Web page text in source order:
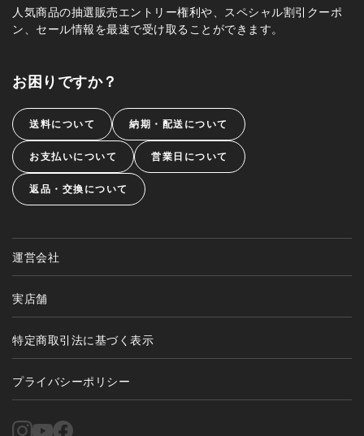
人気商品の抽選販売エントリー権利や、スペシャル割引クーポ
ン、セール情報を最速で受け取ることができます。
お困りですか？
送料について 納期・配送について
お支払いについて 営業日について
返品・交換について
運営会社
実店舗
特定商取引法に基づく表示
プライバシーポリシー